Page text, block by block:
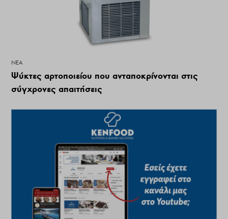
ΝΕΑ
Ψύκτες αρτοποιείου που ανταποκρίνονται στις
σύγχρονες απαιτήσεις